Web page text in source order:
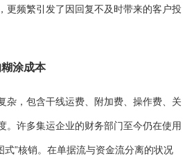
更频繁引发了因回复不及时带来的客户投
涂成本
杂，包含干线运费、附加费、操作费、关
。许多集运企业的财务部门至今仍在使用
式”核销。在单据流与资金流分离的状况